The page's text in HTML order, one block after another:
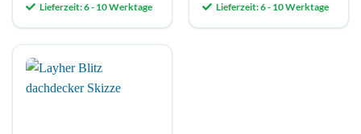
Lieferzeit:6 - 10 Werktage
Lieferzeit:6 - 10 Werktage